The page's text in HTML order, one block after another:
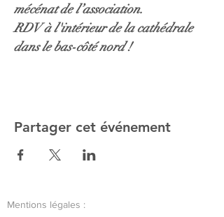
mécénat de l’association.
RDV à l'intérieur de la cathédrale
dans le bas-côté nord !
Partager cet événement
Mentions légales :